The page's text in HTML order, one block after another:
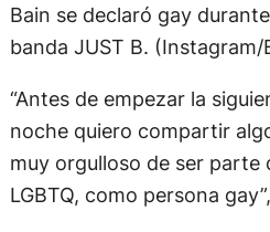
Bain se declaró gay
banda JUST B. (Instagram/
“Antes de empezar la
noche quiero compartir
muy orgulloso de ser parte
LGBTQ, como persona